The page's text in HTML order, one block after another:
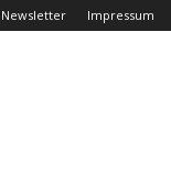
Newsletter Impressum